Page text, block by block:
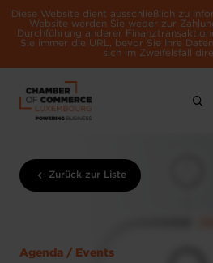
Diese Website dient ausschließlich zu
Website werden Sie weder zur
Durchführung anderer
Sie immer die URL, bevor Sie Ihre
sich im Zweifelsfall
Zurück zur Liste
Agenda / Events